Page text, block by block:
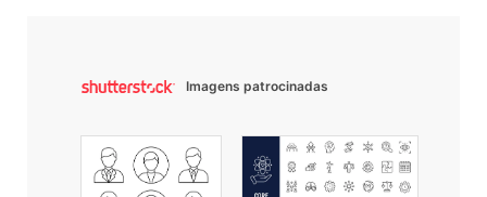
Imagens patrocinadas